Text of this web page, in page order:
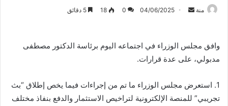
منة
أرسل 04/06/2025
0
18
وافق مجلس الوزراء في اجتماعه اليوم برئاسة الدكتور مصطفى
مدبولي، على عدة قرارات.
1. استعرض مجلس الوزراء ما تم من إجراءات فيما يخص إطلاق “بث
تجريبي” للمنصة الإلكترونية لتراخيص الاستثمار والدفع بنفاذ مختلف